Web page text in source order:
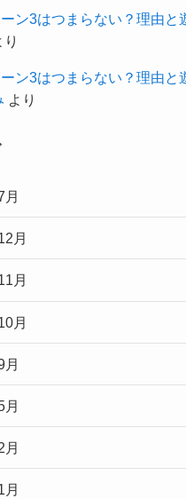
ン3はつまらない？理由と
ン3はつまらない？理由と
より
月
月
月
月
月
月
月